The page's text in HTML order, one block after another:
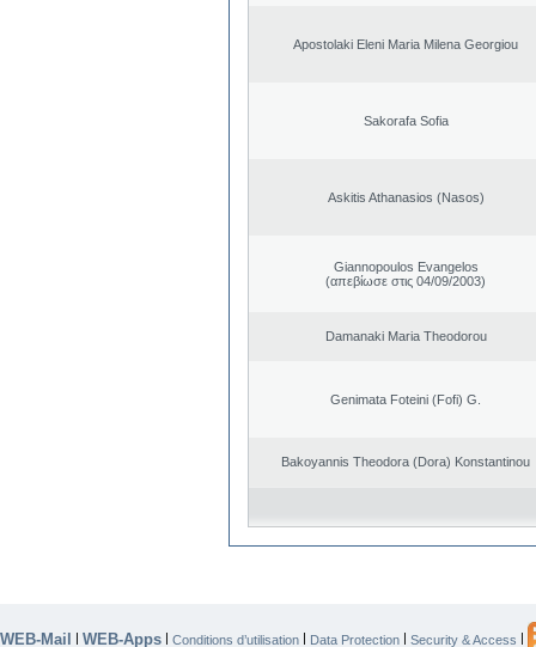
Apostolaki Eleni Maria Milena Georgiou
Sakorafa Sofia
Askitis Athanasios (Nasos)
Giannopoulos Evangelos
(απεβίωσε στις 04/09/2003)
Damanaki Maria Theodorou
Genimata Foteini (Fofi) G.
Bakoyannis Theodora (Dora) Konstantinou
WEB-Mail | WEB-Apps | Conditions d’utilisation | Data Protection | Security & Access |